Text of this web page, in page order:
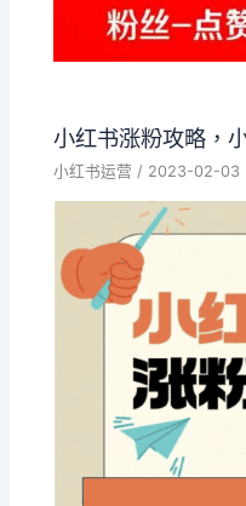
小红书涨粉攻略，
小红书运营 / 2023-02-03